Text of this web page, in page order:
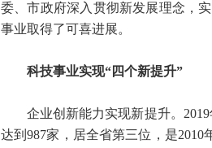
委、市政府深入贯彻新发展理念，
事业取得了可喜进展。
科技事业实现“四个新提升”
企业创新能力实现新提升。2019
达到987家，居全省第三位，是2010